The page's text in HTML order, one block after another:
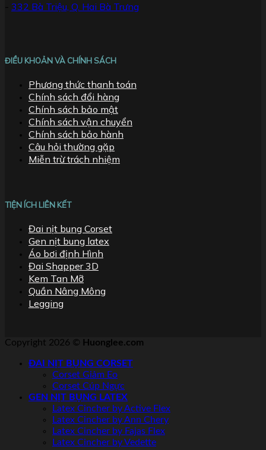
332 Bà Triệu, Q. Hai Bà Trưng
ĐIỀU KHOẢN VÀ CHÍNH SÁCH
Phương thức thanh toán
Chính sách đổi hàng
Chính sách bảo mật
Chính sách vận chuyển
Chính sách bảo hành
Câu hỏi thường gặp
Miễn trừ trách nhiệm
TIỆN ÍCH LIÊN KẾT
Đai nịt bung Corset
Gen nịt bung latex
Áo bơi định Hình
Đai Shapper 3D
Kem Tan Mỡ
Quần Nâng Mông
Legging
Copyright 2026 © Huonglee.com
ĐAI NỊT BỤNG CORSET
Corset Giảm Eo
Corset Cúp Ngực
GEN NỊT BỤNG LATEX
Latex Cincher by Active Flex
Latex Cincher by Ann Chery
Latex Cincher by Fajas Flex
Latex Cincher by Vedette